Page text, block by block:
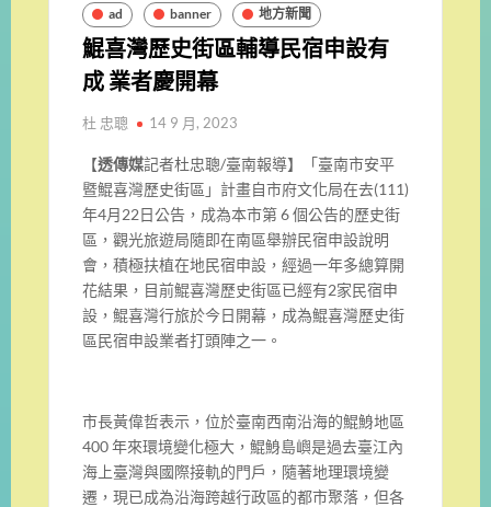
ad banner 地方新聞
鯤喜灣歷史街區輔導民宿申設有
成 業者慶開幕
杜 忠聰 14 9 月, 2023
【透傳媒記者杜忠聰/臺南報導】「臺南市安平
暨鯤喜灣歷史街區」計畫自市府文化局在去(111)
年4月22日公告，成為本市第 6 個公告的歷史街
區，觀光旅遊局隨即在南區舉辦民宿申設說明
會，積極扶植在地民宿申設，經過一年多總算開
花結果，目前鯤喜灣歷史街區已經有2家民宿申
設，鯤喜灣行旅於今日開幕，成為鯤喜灣歷史街
區民宿申設業者打頭陣之一。
市長黃偉哲表示，位於臺南西南沿海的鯤鯓地區
400 年來環境變化極大，鯤鯓島嶼是過去臺江內
海上臺灣與國際接軌的門戶，隨著地理環境變
遷，現已成為沿海跨越行政區的都市聚落，但各